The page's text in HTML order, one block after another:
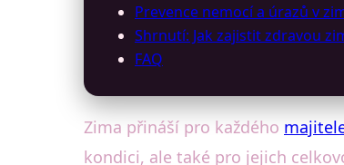
Prevence nemocí a úrazů v
Shrnutí: Jak zajistit zdravou
FAQ
Zima přináší pro každého
kondici, ale také pro jejich